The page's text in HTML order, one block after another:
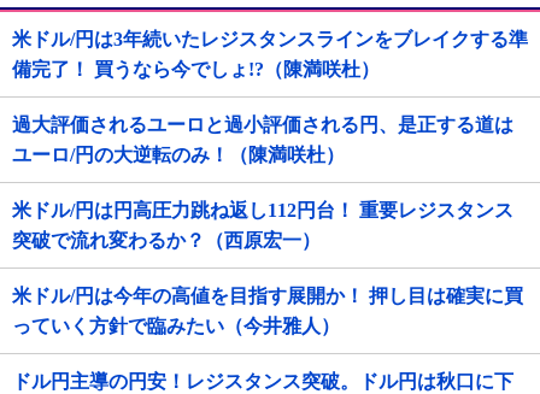
米ドル/円は3年続いたレジスタンスラインをブレイクする準
備完了！ 買うなら今でしょ!?（陳満咲杜）
過大評価されるユーロと過小評価される円、是正する道は
ユーロ/円の大逆転のみ！（陳満咲杜）
米ドル/円は円高圧力跳ね返し112円台！ 重要レジスタンス
突破で流れ変わるか？（西原宏一）
米ドル/円は今年の高値を目指す展開か！ 押し目は確実に買
っていく方針で臨みたい（今井雅人）
ドル円主導の円安！レジスタンス突破。ドル円は秋口に下